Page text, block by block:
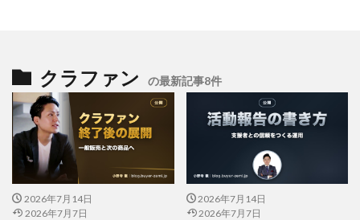
クラファン の最新記事8件
2026年7月14日
2026年7月7日
2026年7月14日
2026年7月7日